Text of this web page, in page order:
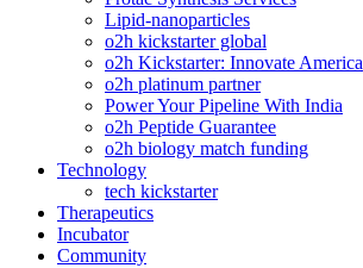
Lipid-nanoparticles
o2h kickstarter global
o2h Kickstarter: Innovate America
o2h platinum partner
Power Your Pipeline With India
o2h Peptide Guarantee
o2h biology match funding
Technology
tech kickstarter
Therapeutics
Incubator
Community